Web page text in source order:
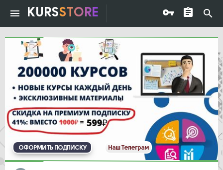
KURSSTORE
ОФОРМИТЬ ПОДПИСКУ Наш Телеграм